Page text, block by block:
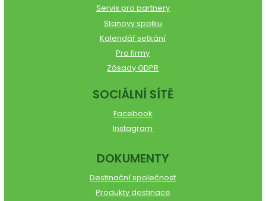
Servis pro partnery
Stanovy spolku
Kalendář setkání
Pro firmy
Zásady GDPR
SOCIÁLNÍ SÍTĚ
Facebook
Instagram
DOKUMENTY
Destinační společnost
Produkty destinace